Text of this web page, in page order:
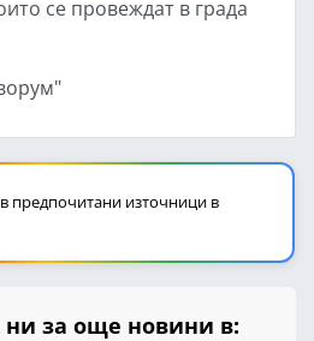
се провеждат в града
предпочитани източници в
ни за още новини в: